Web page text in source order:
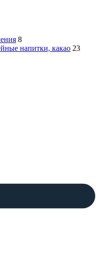
8
напитки, какао 23